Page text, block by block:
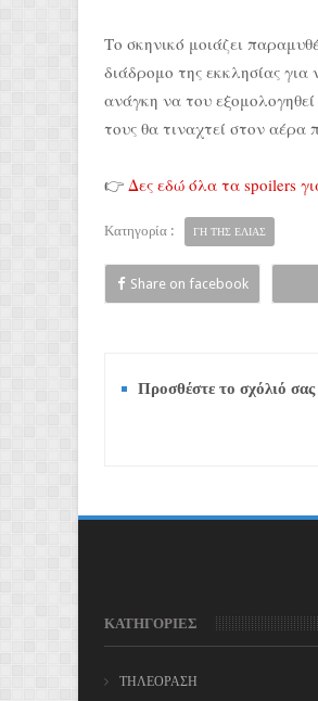
Το σκηνικό μοιάζει
διάδρομο της εκκλησίας
ανάγκη να του
τους θα τιναχτεί στον αέρα
👉 Δες εδώ όλα τα spoilers
Κατηγορία : ΓΗ ΤΗΣ ΕΛΙΑΣ
Share on facebook
Προσθέστε το σχόλιό σας
ΚΑΤΗΓΟΡΙΕΣ
ΤΗΛΕΟΡΑΣΗ